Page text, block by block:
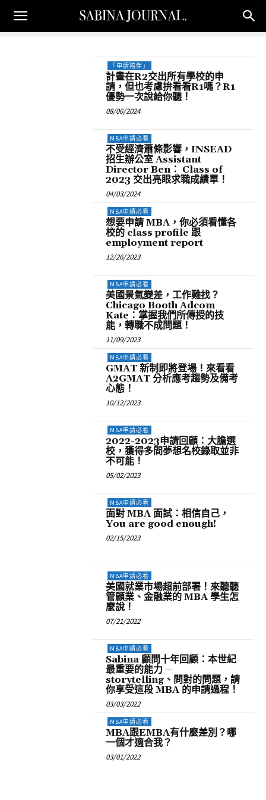
「申請陪伴」
計畫在R2交出所有學校的申
請，但也考慮拚看看R1嗎？R1
優勢一次說給你聽！
08/06/2024
MBA申請必看
不受經濟蕭條影響，INSEAD
招生辦公室 Assistant
Director Ben： Class of
2023 交出亮眼求職成績單！
04/03/2024
MBA申請必看
想要申請 MBA，你必須看懂各
校的 class profile 跟
employment report
12/26/2023
MBA申請必看
美國景氣變差，工作難找？
Chicago Booth Adcom
Kate：掌握我們所傳授的技
能，轉職不成問題！
11/09/2023
MBA申請必看
GMAT 新制即將登場！來看看
A2GMAT 分析應考趨勢及備考
心態！
10/12/2023
MBA申請必看
2022-2023申請回顧：大膽選
校，獲得多間夢想名校錄取並非
不可能！
05/02/2023
MBA申請必看
面對 MBA 面試：相信自己，
You are good enough!
02/15/2023
MBA申請必看
美國就業市場超前部署！來聽聽
管顧業、金融業的 MBA 學生怎
麼說！
07/21/2022
MBA申請必看
Sabina 顧問十年回顧：本世紀
最重要的能力 –
storytelling、問對的問題，請
你享受這段 MBA 的申請過程！
03/03/2022
MBA申請必看
MBA跟EMBA有什麼差別？哪
一個才適合我？
03/01/2022